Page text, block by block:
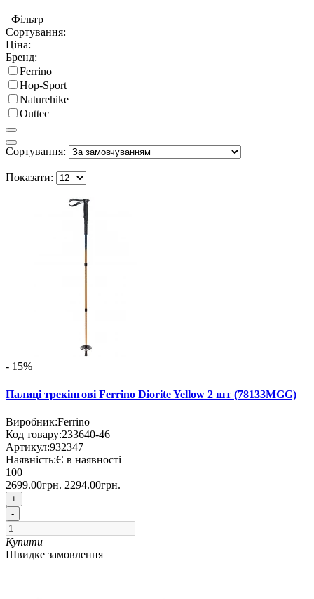
Фільтр
Сортування:
Ціна:
Бренд:
Ferrino
Hop-Sport
Naturehike
Outtec
Сортування:
Показати:
- 15%
Палиці трекінгові Ferrino Diorite Yellow 2 шт (78133MGG)
Виробник:Ferrino
Код товару:233640-46
Артикул:932347
Наявність:Є в наявності
100
2699.00грн. 2294.00грн.
+
-
Купити
Швидке замовлення